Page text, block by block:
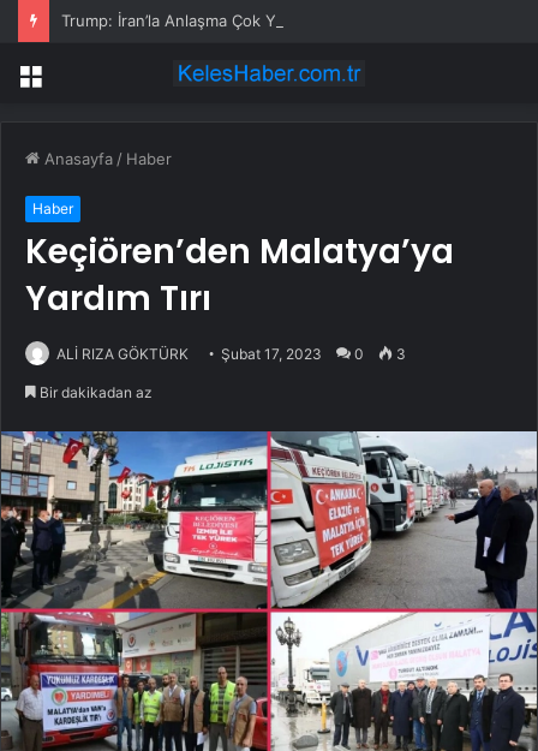
Trump: İran’la Anlaşma Çok Yakın, Hürmüz Boğazı Açılacak
Menü
Anasayfa / Haber
Haber
Keçiören’den Malatya’ya
Yardım Tırı
ALİ RIZA GÖKTÜRK Şubat 17, 2023 0 3
Bir dakikadan az